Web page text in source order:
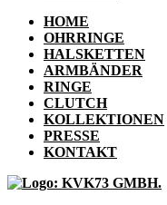
HOME
OHRRINGE
HALSKETTEN
ARMBÄNDER
RINGE
CLUTCH
KOLLEKTIONEN
PRESSE
KONTAKT